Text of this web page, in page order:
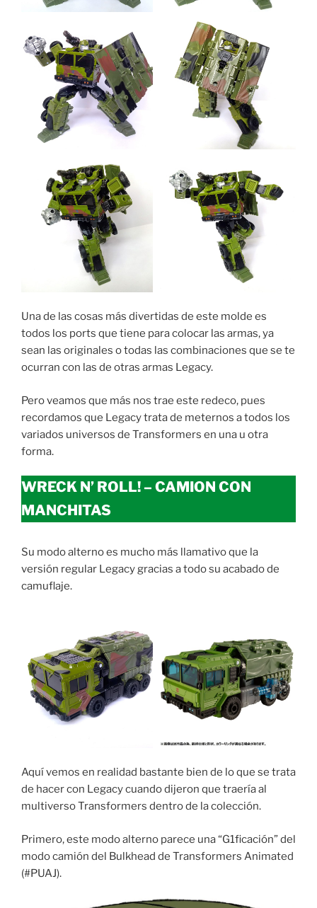
Una de las cosas más divertidas de este molde es
todos los ports que tiene para colocar las armas, ya
sean las originales o todas las combinaciones que se te
ocurran con las de otras armas Legacy.
Pero veamos que más nos trae este redeco, pues
recordamos que Legacy trata de meternos a todos los
variados universos de Transformers en una u otra
forma.
WRECK N’ ROLL! – CAMION CON
MANCHITAS
Su modo alterno es mucho más llamativo que la
versión regular Legacy gracias a todo su acabado de
camuflaje.
Aquí vemos en realidad bastante bien de lo que se trata
de hacer con Legacy cuando dijeron que traería al
multiverso Transformers dentro de la colección.
Primero, este modo alterno parece una “G1ficación” del
modo camión del Bulkhead de Transformers Animated
(#PUAJ).